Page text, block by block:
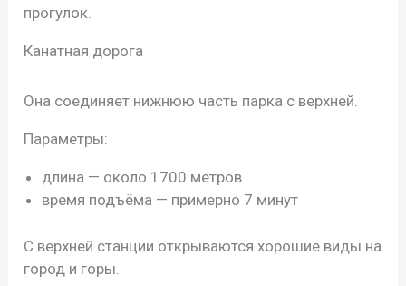
прогулок.
Канатная дорога
Она соединяет нижнюю часть парка с верхней.
Параметры:
длина — около 1700 метров
время подъёма — примерно 7 минут
С верхней станции открываются хорошие виды на
город и горы.